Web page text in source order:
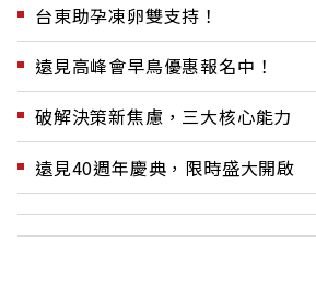
台東助孕凍卵雙支持！
遠見高峰會早鳥優惠報名中！
破解決策新焦慮，三大核心能力
遠見40週年慶典，限時盛大開啟